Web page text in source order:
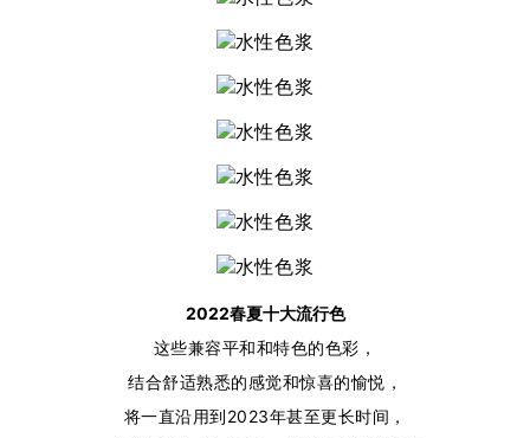
2022春夏十大流行色
这些兼容平和和特色的色彩，
结合舒适熟悉的感觉和惊喜的愉悦，
将一直沿用到2023年甚至更长时间，